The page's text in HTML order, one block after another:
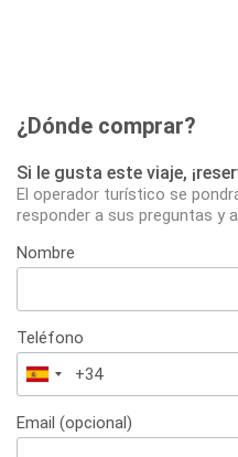
¿Dónde comprar?
Si le gusta este viaje,
El operador turístico se
responder a sus preguntas y
Nombre
Teléfono
España
+34
Email (opcional)